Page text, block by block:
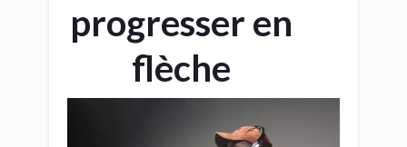
progresser en
flèche